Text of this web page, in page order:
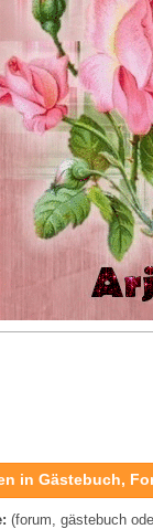
in Gästebuch,
(forum, gästebuch